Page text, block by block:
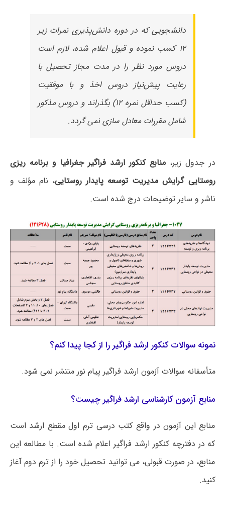
دانشجویی که در دوره دانش‌پذیری نمرات زیر
۱۲ کسب نموده و قبول اعلام شده، لازم است
دروس مورد نظر را در مدت مجاز تحصیل با
رعایت پیش‌نیاز دروس اخذ و با موفقیت
(کسب حداقل نمره ۱۲) بگذراند و دروس مذکور
شامل مقررات معادل سازی نمی گردد.
در جدول زیر، منابع کنکور ارشد فراگیر جغرافیا و برنامه ریزی
روستایی گرایش مدیریت توسعه پایدار روستایی، نام مؤلف و
ناشر و سایر توضیحات درج شده است.
نمونه سوالات کنکور ارشد فراگیر را از کجا پیدا کنم؟
متأسفانه سوالات آزمون ارشد فراگیر پیام نور منتشر نمی شود.
منابع آزمون کارشناسی ارشد فراگیر چیست؟
منابع این آزمون در واقع کتب درسی ترم اول مقطع ارشد است
که در دفترچه کنکور ارشد فراگیر اعلام شده است. با مطالعه این
منابع، در صورت قبولی، می توانید تحصیل خود را از ترم دوم آغاز
کنید.